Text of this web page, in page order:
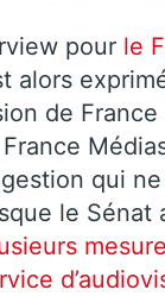
pour le
alors
de France
qui
le Sénat